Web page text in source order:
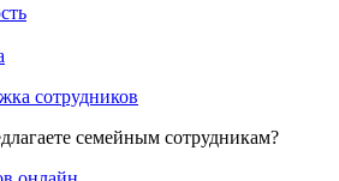
сотрудников
семейным сотрудникам?